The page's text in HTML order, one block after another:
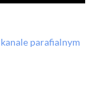
parafialnym